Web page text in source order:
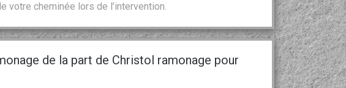
votre cheminée lors de l’intervention.
de la part de Christol ramonage pour